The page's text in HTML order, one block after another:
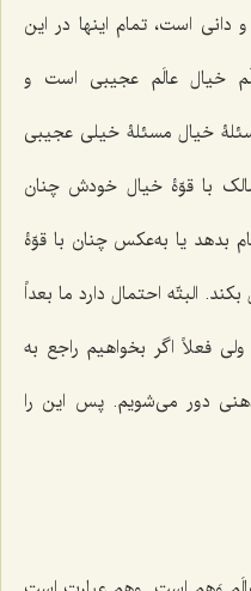
است، تمام اینها در این
خیال عالَم عجیبى است و
خیال مسئلۀ خیلى عجیبی
با قوّۀ خیال خودش چنان
بدهد یا به‌عکس چنان با قوّۀ
البتّه احتمال دارد ما بعداً
فعلاً اگر بخواهیم راجع به
دور مى‌شویم. پس این را